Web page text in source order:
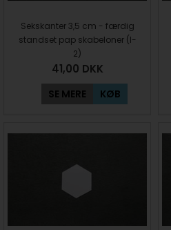
Sekskanter 3,5 cm - færdig
standset pap skabeloner (I-
2)
41,00 DKK
SE MERE KØB